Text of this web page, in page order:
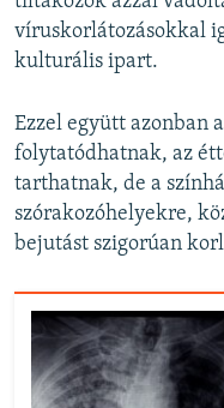
víruskorlátozásokkal
kulturális ipart.
Ezzel együtt azonban
folytatódhatnak, az
tarthatnak, de a
szórakozóhelyekre,
bejutást szigorúan